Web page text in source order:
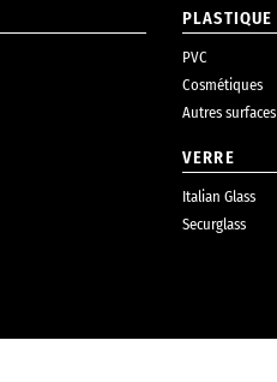
PLASTIQUE
PVC
Cosmétiques
Autres surfaces
VERRE
Italian Glass
Securglass